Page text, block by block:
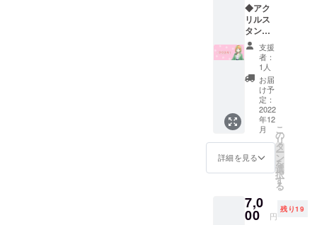
◆アク
リルス
タンド
(100m
m×100
mm)1点
をお届
けしま
す。
支援
者：
1人
お届
け予
定：
2022
年12
月
詳細を見る
こ
の
リ
タ
ー
ン
を
選
択
す
る
7,0
00 円
残り19